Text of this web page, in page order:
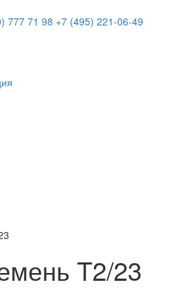
777 71 98 +7 (495) 221-06-49
T2/23